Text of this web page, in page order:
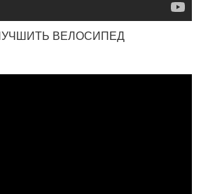
ВЕЛОСИПЕД